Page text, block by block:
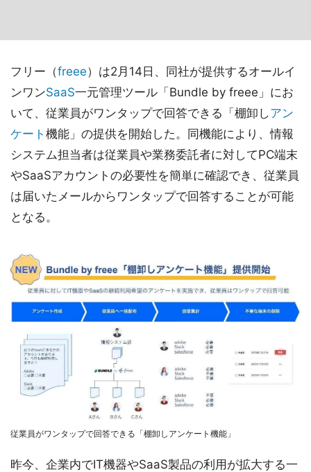
フリー（freee）は2月14日、同社が提供するオールイ
ンワンSaaS一元管理ツール「Bundle by freee」にお
いて、従業員がワンタップで回答できる「棚卸しアン
ケート 機能」の提供を開始した。同機能により、情報
システム担当者は従業員や業務委託者に対してPC端末
やSaaSアカウントの必要性を簡単に確認でき、従業員
は届いたメールからワンタップで回答することが可能
となる。
従業員がワンタップで回答できる「棚卸しアンケート機能」
昨今、企業内でIT機器やSaaS製品の利用が拡大する一